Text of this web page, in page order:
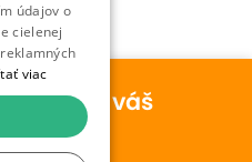
na váš
údajov o
cielenej
viac